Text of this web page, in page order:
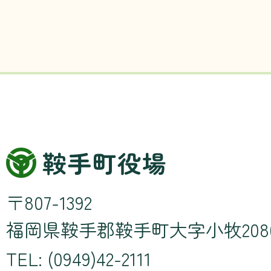
〒807-1392
福岡県鞍手郡鞍手町大字小牧
TEL: (0949)42-2111